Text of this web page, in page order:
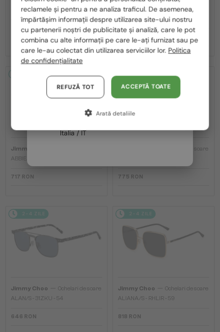
Jimmy Choo—Ochelari de soare
JC4012 - 300613 - 60
789 RON
Jimmy Choo—Ochelari de soare
JC4012 - 300620 - 60
789 RON
Jimmy Choo
ABBIE/G/S - W8QK1 - 61
717 RON
Ochelari de soare
775 RON
2-4 ZILE
Jimmy Choo
Ochelari de soare
ALAN/S - 31ZKU - 54
646 RON
2-4 ZILE
Jimmy Choo
Ochelari de soare
ALIANA/S - RHLIR - 59
818 RON
România / RO
Polska / PL
Magyarország / HU
United Arab Emirates / EN
Austria / AT
Germania / DE
Franța / FR
Italia / IT
reclamele și pentru a ne analiza traficul. De asemenea,
împărtășim informații despre utilizarea site-ului nostru
cu partenerii noștri de publicitate și analiză, care le pot
combina cu alte informații pe care le-ați furnizat sau pe
care le-au colectat din utilizarea serviciilor lor. Politica
de confidențialitate
ACCEPTĂ TOATE
REFUZĂ TOT
Arată detaliile